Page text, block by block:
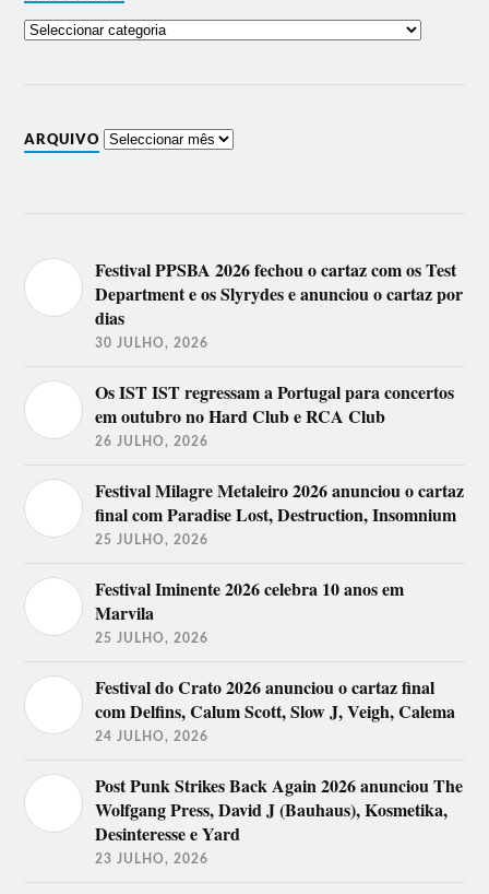
ARQUIVO
Festival PPSBA 2026 fechou o cartaz com os Test
Department e os Slyrydes e anunciou o cartaz por
dias
30 JULHO, 2026
Os IST IST regressam a Portugal para concertos
em outubro no Hard Club e RCA Club
26 JULHO, 2026
Festival Milagre Metaleiro 2026 anunciou o cartaz
final com Paradise Lost, Destruction, Insomnium
25 JULHO, 2026
Festival Iminente 2026 celebra 10 anos em
Marvila
25 JULHO, 2026
Festival do Crato 2026 anunciou o cartaz final
com Delfins, Calum Scott, Slow J, Veigh, Calema
24 JULHO, 2026
Post Punk Strikes Back Again 2026 anunciou The
Wolfgang Press, David J (Bauhaus), Kosmetika,
Desinteresse e Yard
23 JULHO, 2026